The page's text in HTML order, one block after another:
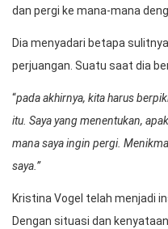
dan pergi ke mana-mana
Dia menyadari betapa
perjuangan. Suatu saat dia
“pada akhirnya, kita harus
itu. Saya yang menentukan,
mana saya ingin pergi.
saya.”
Kristina Vogel telah menjadi
Dengan situasi dan